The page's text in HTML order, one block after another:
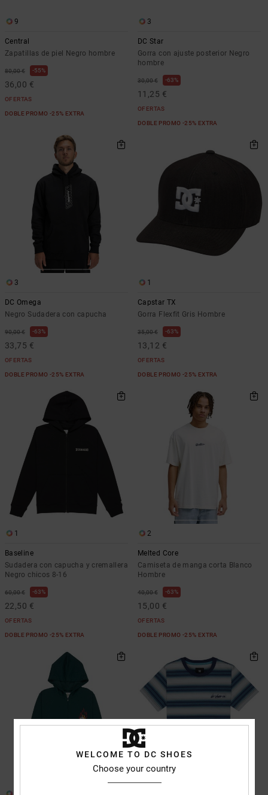
9
Central
Zapatillas de piel Negro hombre
80,00 € 55%
36,00 €
OFERTAS
DOBLE PROMO -25% EXTRA
3
DC Star
Gorra con ajuste posterior Negro
hombre
30,00 € 63%
11,25 €
OFERTAS
DOBLE PROMO -25% EXTRA
3
DC Omega
Negro Sudadera con capucha
90,00 € 63%
33,75 €
OFERTAS
DOBLE PROMO -25% EXTRA
1
Capstar TX
Gorra Flexfit Gris Hombre
35,00 € 63%
13,12 €
OFERTAS
DOBLE PROMO -25% EXTRA
1
Baseline
Sudadera con capucha y cremallera
Negro chicos 8-16
60,00 € 63%
22,50 €
OFERTAS
DOBLE PROMO -25% EXTRA
2
Melted Core
Camiseta de manga corta Blanco
Hombre
40,00 € 63%
15,00 €
OFERTAS
DOBLE PROMO -25% EXTRA
WELCOME TO DC SHOES
Choose your country